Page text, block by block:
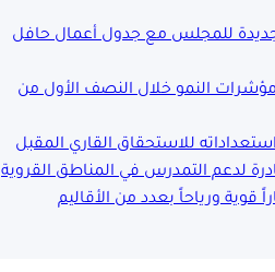
للمجلس مع جدول أعمال حافل
النمو خلال النصف الأول من
للاستحقاق القاري المقبل
لدعم التمدرس في المناطق القروية
قوية ورياحاً بعدد من الأقاليم